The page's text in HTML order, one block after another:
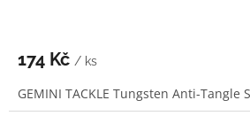
174 Kč / ks
GEMINI TACKLE Tungsten Anti-Tangle